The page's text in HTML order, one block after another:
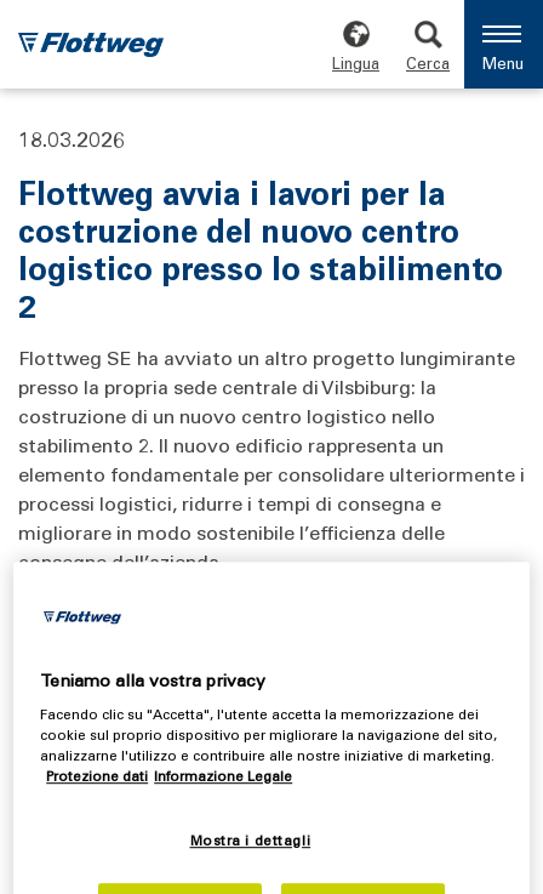
Lingua Cerca Menu
18.03.2026
Flottweg avvia i lavori per la
costruzione del nuovo centro
logistico presso lo stabilimento
2
Flottweg SE ha avviato un altro progetto lungimirante
presso la propria sede centrale di Vilsbiburg: la
costruzione di un nuovo centro logistico nello
stabilimento 2. Il nuovo edificio rappresenta un
elemento fondamentale per consolidare ulteriormente i
processi logistici, ridurre i tempi di consegna e
migliorare in modo sostenibile l’efficienza delle
consegne dell’azienda.
Situata in prossimità dell'area di produzione dove
separatori, la struttura offrirà circa 3.100 m² di spazio
di stoccaggio. Il progetto creerà una soluzione di
stoccaggio in loco moderna, efficiente e flessibile,
progettata per supportare la crescita a lungo termine. Il
Teniamo alla vostra privacy
Facendo clic su "Accetta", l'utente accetta la memorizzazione dei
cookie sul proprio dispositivo per migliorare la navigazione del sito,
analizzarne l'utilizzo e contribuire alle nostre iniziative di marketing.
Protezione dati Informazione Legale
Mostra i dettagli